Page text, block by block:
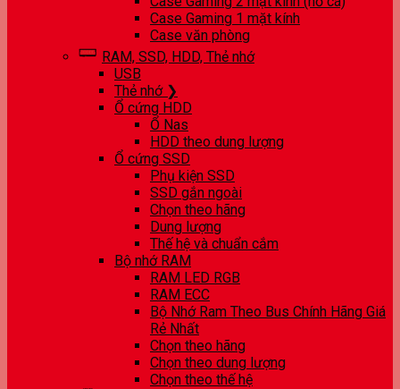
Case Gaming 1 mặt kính
Case văn phòng
RAM, SSD, HDD, Thẻ nhớ
USB
Thẻ nhớ ❯
Ổ cứng HDD
Ổ Nas
HDD theo dung lượng
Ổ cứng SSD
Phụ kiện SSD
SSD gắn ngoài
Chọn theo hãng
Dung lượng
Thế hệ và chuẩn cắm
Bộ nhớ RAM
RAM LED RGB
RAM ECC
Bộ Nhớ Ram Theo Bus Chính Hãng Giá
Rẻ Nhất
Chọn theo hãng
Chọn theo dung lượng
Chọn theo thế hệ